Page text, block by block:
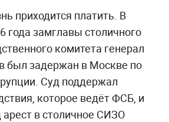
приходится платить. В
года замглавы столичного
комитета генерал
был задержан в Москве по
Суд поддержал
которое ведёт ФСБ, и
арест в столичное СИЗО